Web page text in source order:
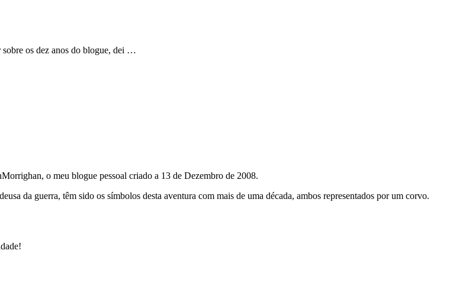
sobre os dez anos do blogue, dei …
o meu blogue pessoal criado a 13 de Dezembro de 2008.
da guerra, têm sido os símbolos desta aventura com mais de uma década, ambos representados por um corvo.